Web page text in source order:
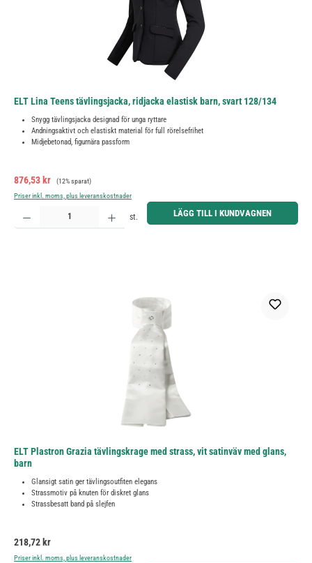
ELT Lina Teens tävlingsjacka, ridjacka elastisk barn, svart 128/134
Snygg tävlingsjacka designad för unga ryttare
Andningsaktivt och elastiskt material för full rörelsefrihet
Midjebetonad, figurnära passform
Försäljningspris:
876,53 kr Ordinarie pris:
(12% sparat)
Priser inkl. moms, plus leveranskostnader
Produktkvantitet: Ange önskat belopp eller använd knapparna för att öka eller minska kvantiteten.
st. LÄGG TILL I KUNDVAGNEN
ELT Plastron Grazia tävlingskrage med strass, vit satinväv med glans,
barn
Glansigt satin ger tävlingsoutfiten elegans
Strassmotiv på knuten för diskret glans
Strassbesatt band på slejfen
Ordinarie pris:
218,72 kr
Priser inkl. moms, plus leveranskostnader